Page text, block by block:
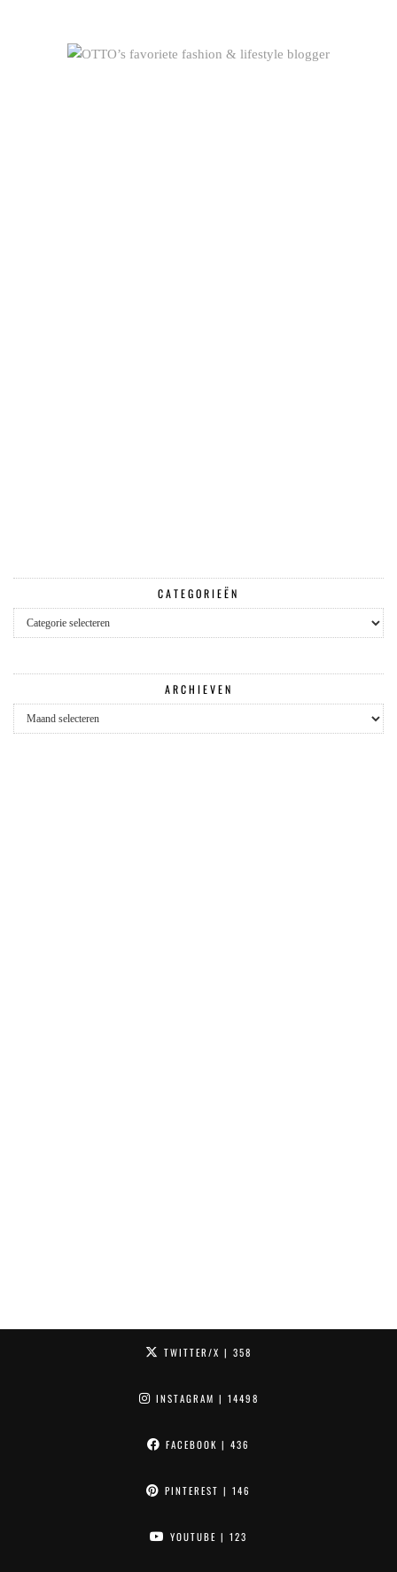
CATEGORIEËN
Categorieën
ARCHIEVEN
Archieven
TWITTER/X | 358
INSTAGRAM | 14498
FACEBOOK | 436
PINTEREST | 146
YOUTUBE | 123